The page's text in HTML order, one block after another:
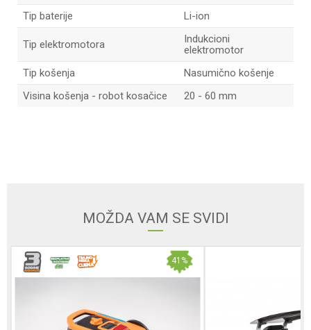
Tip baterije
Li-ion
Tip elektromotora
Indukcioni
elektromotor
Tip košenja
Nasumično košenje
Visina košenja - robot kosačice
20 - 60 mm
Poruka
MOŽDA VAM SE SVIDI
41 %